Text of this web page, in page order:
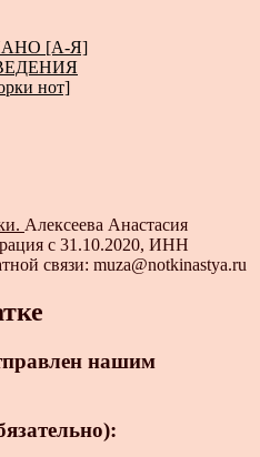
[А-Я]
нот]
Алексеева Анастасия
с 31.10.2020, ИНН
связи: muza@notkinastya.ru
нашим